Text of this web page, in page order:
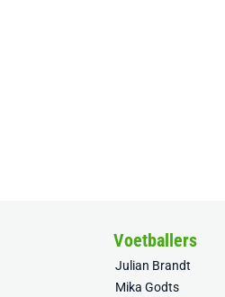
Voetballers
Julian Brandt
Mika Godts